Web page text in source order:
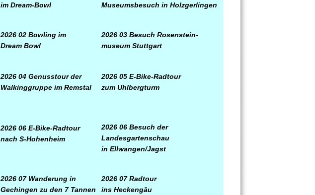
im Dream-Bowl
Museumsbesuch in Holzgerlingen
2026 02 Bowling im
Dream Bowl
2026 03 Besuch Rosenstein-
museum Stuttgart
2026 04 Genusstour der
Walkinggruppe im Remstal
2026 05 E-Bike-Radtour
zum Uhlbergturm
2026 06 E-Bike-Radtour
nach S-Hohenheim
2026 06 Besuch der
Landesgartenschau
in Ellwangen/Jagst
2026 07 Wanderung in
Gechingen zu den 7 Tannen
2026 07 Radtour
ins Heckengäu